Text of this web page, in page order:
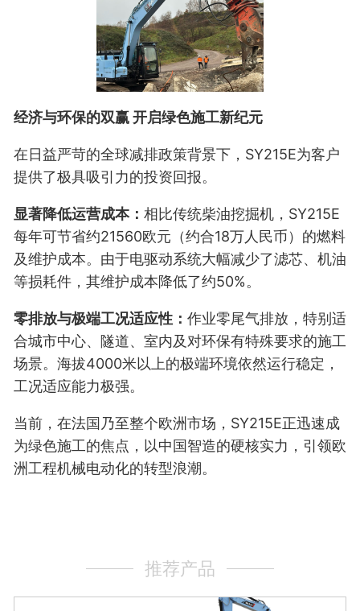
经济与环保的双赢 开启绿色施工新纪元
在日益严苛的全球减排政策背景下，SY215E为客户
提供了极具吸引力的投资回报。
显著降低运营成本： 相比传统柴油挖掘机，SY215E
每年可节省约21560欧元（约合18万人民币）的燃料
及维护成本。由于电驱动系统大幅减少了滤芯、机油
等损耗件，其维护成本降低了约50%。
零排放与极端工况适应性： 作业零尾气排放，特别适
合城市中心、隧道、室内及对环保有特殊要求的施工
场景。海拔4000米以上的极端环境依然运行稳定，
工况适应能力极强。
当前，在法国乃至整个欧洲市场，SY215E正迅速成
为绿色施工的焦点，以中国智造的硬核实力，引领欧
洲工程机械电动化的转型浪潮。
推荐产品